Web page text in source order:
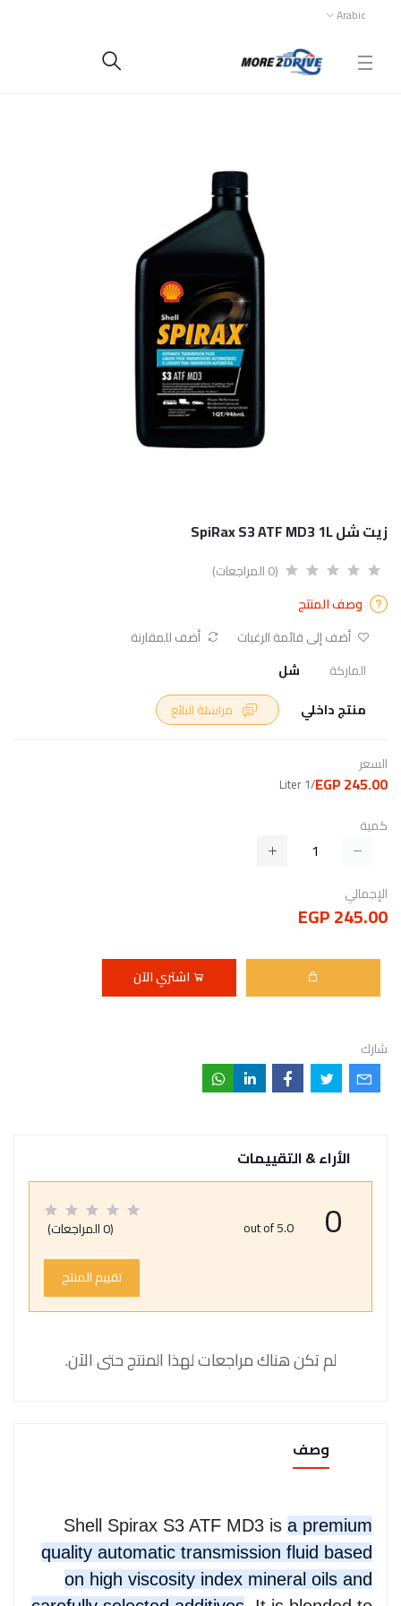
Arabic
زيت شل SpiRax S3 ATF MD3 1L
(0 المراجعات)
وصف المنتج
أضف إلى قائمة الرغبات
أضف للمقارنة
الماركة
شل
منتج داخلي
السعر
245.00 EGP
/1 Liter
كمية
الإجمالي
245.00 EGP
اشتري الآن
شارك
الأراء & التقييمات
0
out of 5.0 (0 المراجعات)
تقييم المنتج
لم تكن هناك مراجعات لهذا المنتج حتى الآن.
وصف
Shell Spirax S3 ATF MD3 isa premium
quality automatic transmission fluid based
on high viscosity index mineral oils and